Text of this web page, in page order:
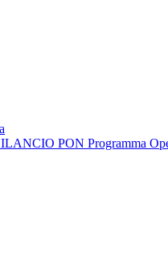
PON Programma